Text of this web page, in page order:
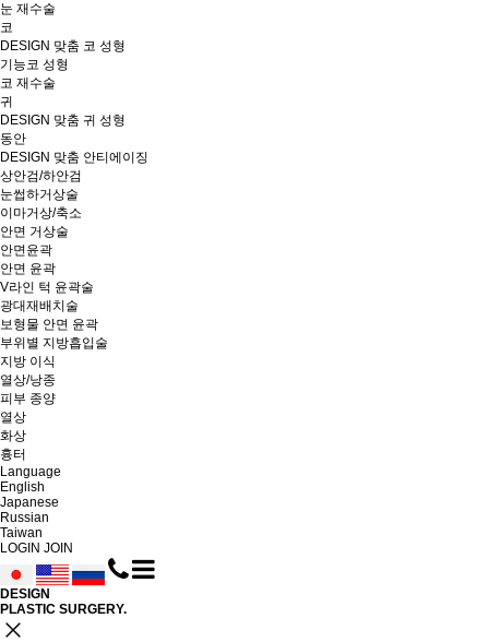
눈 재수술
코
DESIGN 맞춤 코 성형
기능코 성형
코 재수술
귀
DESIGN 맞춤 귀 성형
동안
DESIGN 맞춤 안티에이징
상안검/하안검
눈썹하거상술
이마거상/축소
안면 거상술
안면윤곽
안면 윤곽
V라인 턱 윤곽술
광대재배치술
보형물 안면 윤곽
부위별 지방흡입술
지방 이식
열상/낭종
피부 종양
열상
화상
흉터
Language
English
Japanese
Russian
Taiwan
LOGIN JOIN
DESIGN
PLASTIC SURGERY.
close